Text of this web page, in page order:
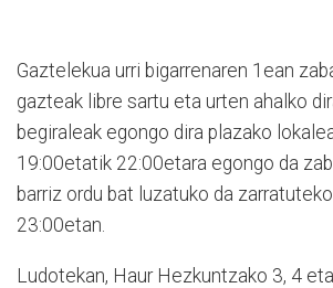
Gaztelekua urri bigarrenaren 1ean
gazteak libre sartu eta urten ahalko
begiraleak egongo dira plazako
19:00etatik 22:00etara egongo da
barriz ordu bat luzatuko da
23:00etan.
Ludotekan, Haur Hezkuntzako 3, 4